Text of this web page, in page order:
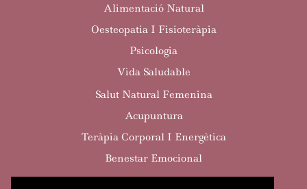
Alimentació Natural
Oesteopatia I Fisioteràpia
Psicologia
Vida Saludable
Salut Natural Femenina
Acupuntura
Teràpia Corporal I Energètica
Benestar Emocional